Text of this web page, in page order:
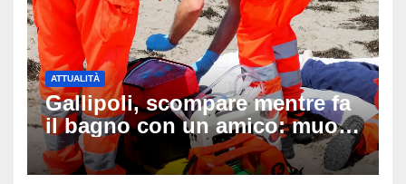
ATTUALITÀ
Gallipoli, scompare mentre fa
il bagno con un amico: muore
a 19 anni dopo 45 minuti di
disperati tentativi di